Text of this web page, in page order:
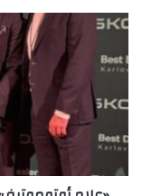
في
«علام
تحصد
أفضل
لسكودا
في
مصر